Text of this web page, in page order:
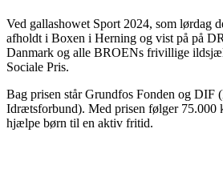
Ved gallashowet Sport 2024, som lørdag
afholdt i Boxen i Herning og vist på på
Danmark og alle BROENs frivillige
Sociale Pris.
Bag prisen står Grundfos Fonden og DIF
Idrætsforbund). Med prisen følger 75.000
hjælpe børn til en aktiv fritid.